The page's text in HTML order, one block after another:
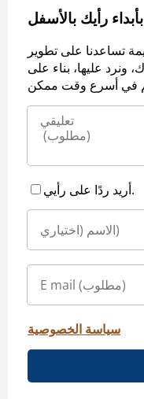
رأيك بالأسفل
تساعدنا على تطوير
عليها، بناء على
أريد ردًا على رأيي.
سياسة الخصوصية